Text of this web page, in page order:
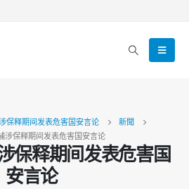
保释期间发表危害国安言论
新聞
涉保释期间发表危害国安言论
保释期间发表危害国
安言论